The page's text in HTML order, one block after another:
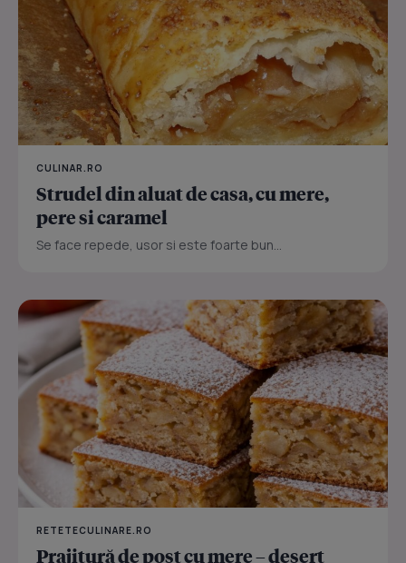
CULINAR.RO
Strudel din aluat de casa, cu mere,
pere si caramel
Se face repede, usor si este foarte bun...
RETETECULINARE.RO
Prajitură de post cu mere – desert